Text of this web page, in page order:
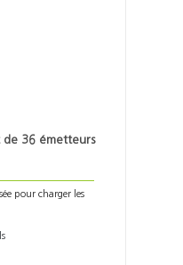
36 émetteurs
pour charger les